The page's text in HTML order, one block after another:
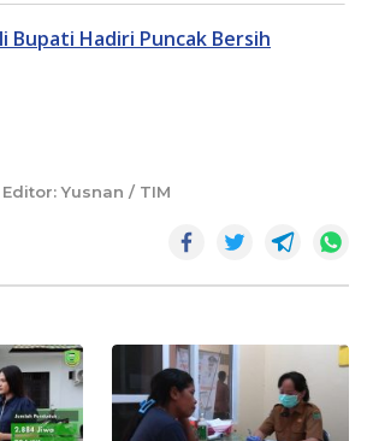
Bupati Hadiri Puncak Bersih
Editor: Yusnan / TIM